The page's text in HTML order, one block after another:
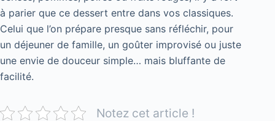
à parier que ce dessert entre dans vos classiques.
Celui que l’on prépare presque sans réfléchir, pour
un déjeuner de famille, un goûter improvisé ou juste
une envie de douceur simple… mais bluffante de
facilité.
Notez cet article !